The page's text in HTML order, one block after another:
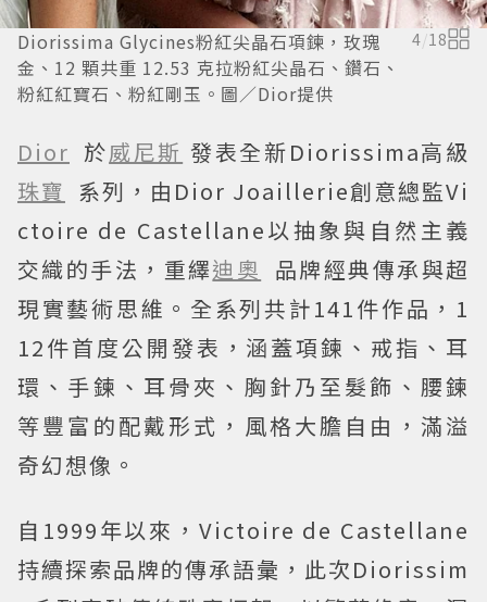
Diorissima Glycines粉紅尖晶石項鍊，玫瑰
金、12 顆共重 12.53 克拉粉紅尖晶石、鑽石、
粉紅紅寶石、粉紅剛玉。圖／Dior提供
4/18
Dior 於威尼斯 發表全新Diorissima高級
珠寶 系列，由Dior Joaillerie創意總監Vi
ctoire de Castellane以抽象與自然主義
交織的手法，重繹迪奧 品牌經典傳承與超
現實藝術思維。全系列共計141件作品，1
12件首度公開發表，涵蓋項鍊、戒指、耳
環、手鍊、耳骨夾、胸針乃至髮飾、腰鍊
等豐富的配戴形式，風格大膽自由，滿溢
奇幻想像。
自1999年以來，Victoire de Castellane
持續探索品牌的傳承語彙，此次Diorissim